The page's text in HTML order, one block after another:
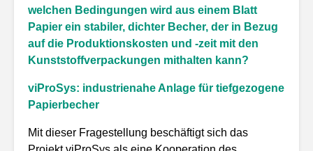
welchen Bedingungen wird aus einem Blatt
Papier ein stabiler, dichter Becher, der in Bezug
auf die Produktionskosten und -zeit mit den
Kunststoffverpackungen mithalten kann?
viProSys: industrienahe Anlage für tiefgezogene
Papierbecher
Mit dieser Fragestellung beschäftigt sich das